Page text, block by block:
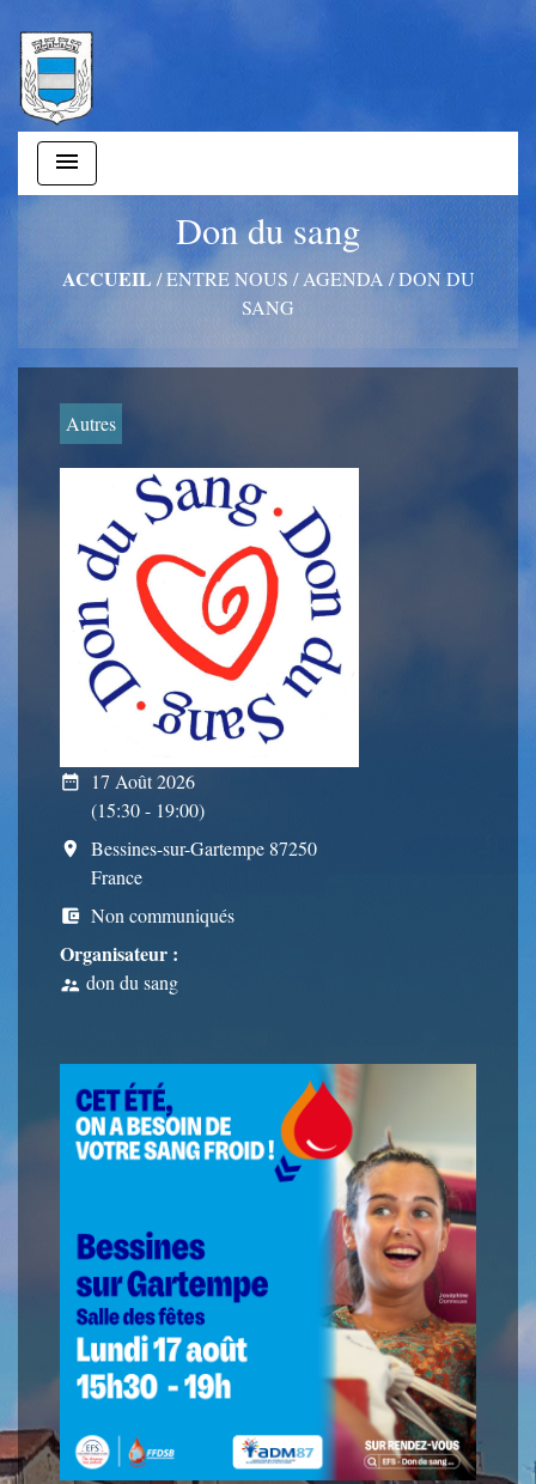
menu
Don du sang
ACCUEIL/ENTRE NOUS /AGENDA /DON DU
SANG
Autres
date_range
17 Août 2026
(15:30 - 19:00)
room
Bessines-sur-Gartempe 87250
France
account_balance_wallet Non communiqués
Organisateur :
supervisor_account don du sang